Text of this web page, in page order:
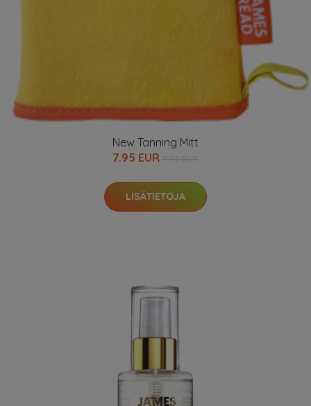
New Tanning Mitt
7.95 EUR
LISÄTIETOJA